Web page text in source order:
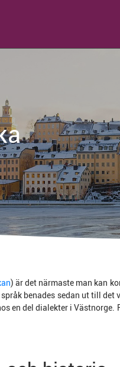
) är det närmaste man kan
benades sedan ut till det
en del dialekter i